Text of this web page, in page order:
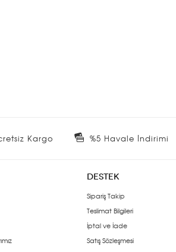
Kargo %5 Havale İndirimi
DESTEK
Sipariş Takip
Teslimat Bilgileri
İptal ve İade
Satış Sözleşmesi